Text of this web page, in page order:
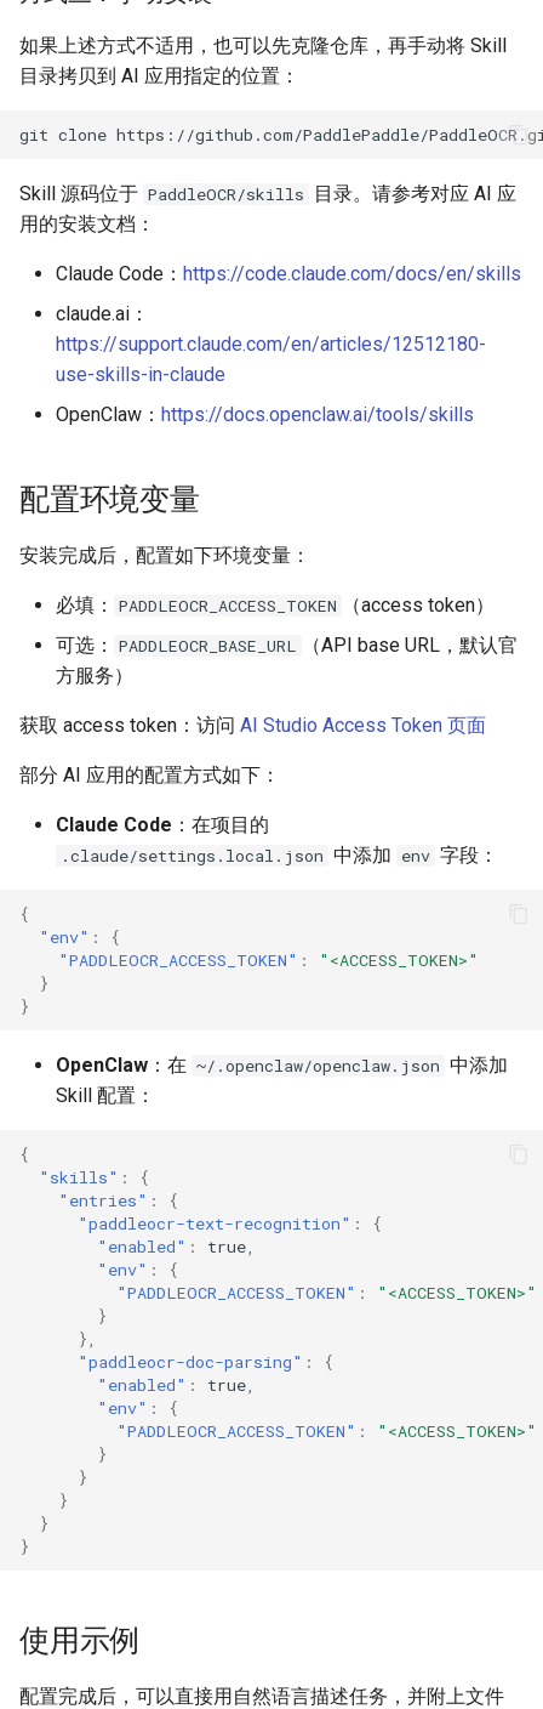
如果上述方式不适用，也可以先克隆仓库，再手动将 Skill
目录拷贝到 AI 应用指定的位置：
git clone
Skill 源码位于 PaddleOCR/skills
目录。请参考对应 AI 应
用的安装文档：
Claude Code： https://code.claude.com/docs/en/skills
claude.ai：
https://support.claude.com/en/articles/12512180-
use-skills-in-claude
OpenClaw： https://docs.openclaw.ai/tools/skills
配置环境变量
安装完成后，配置如下环境变量：
必填： PADDLEOCR_ACCESS_TOKEN
（access token）
可选：
PADDLEOCR_BASE_URL
（API base URL，默认官
方服务）
获取 access token：访问 AI Studio Access Token 页面
部分 AI 应用的配置方式如下：
Claude Code ：在项目的
.claude/settings.local.json 中添加 env 字段：
{
"env" :
{
"PADDLEOCR_ACCESS_TOKEN" :
"<ACCESS_TOKEN>"
}
}
OpenClaw ：在 ~/.openclaw/openclaw.json 中添加
Skill 配置：
{
"skills" :
{
"entries" :
{
"paddleocr-text-recognition" :
{
"enabled" : true
"env" :
{
"PADDLEOCR_ACCESS_TOKEN" :
"<ACCESS_TOKEN>"
}
},
"paddleocr-doc-parsing" :
{
"enabled" : true
"env" :
{
"PADDLEOCR_ACCESS_TOKEN" :
"<ACCESS_TOKEN>"
}
}
}
}
}
使用示例
配置完成后，可以直接用自然语言描述任务，并附上文件